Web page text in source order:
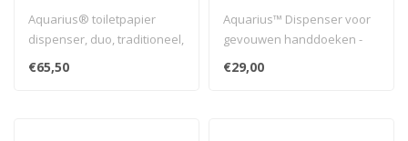
Dispenser - Kleine
rollen / Zwart
Aquarius® toiletpapier
dispenser, duo, traditioneel,
zwart, 180x298x130mm..
€65,50
Zwart
Aquarius™ Dispenser voor
gevouwen handdoeken -
één zwarte dispenser voor
€29,00